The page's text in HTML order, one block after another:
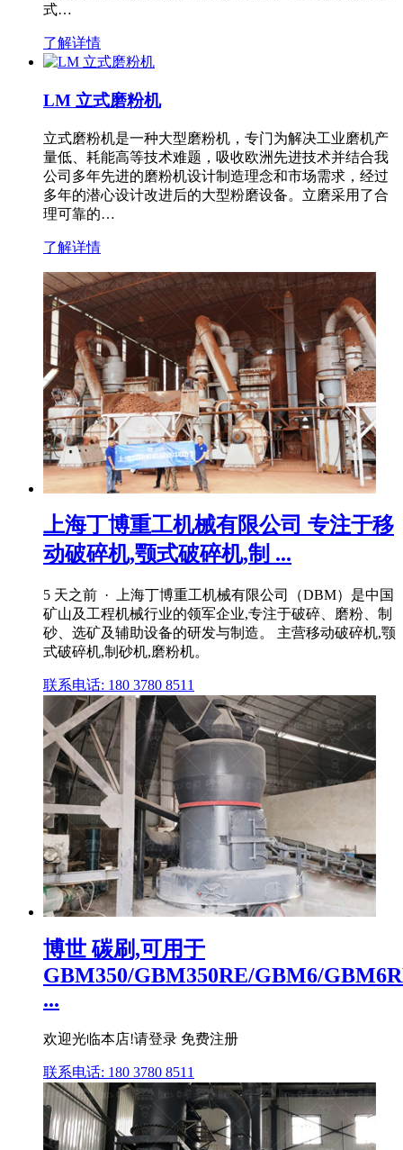
式…
了解详情
LM 立式磨粉机
立式磨粉机是一种大型磨粉机，专门为解决工业磨机产
量低、耗能高等技术难题，吸收欧洲先进技术并结合我
公司多年先进的磨粉机设计制造理念和市场需求，经过
多年的潜心设计改进后的大型粉磨设备。立磨采用了合
理可靠的…
了解详情
上海丁博重工机械有限公司 专注于移
动破碎机,颚式破碎机,制 ...
5 天之前 · 上海丁博重工机械有限公司（DBM）是中国
矿山及工程机械行业的领军企业,专注于破碎、磨粉、制
砂、选矿及辅助设备的研发与制造。 主营移动破碎机,颚
式破碎机,制砂机,磨粉机。
联系电话: 180 3780 8511
博世 碳刷,可用于
GBM350/GBM350RE/GBM6/
...
欢迎光临本店!请登录 免费注册
联系电话: 180 3780 8511